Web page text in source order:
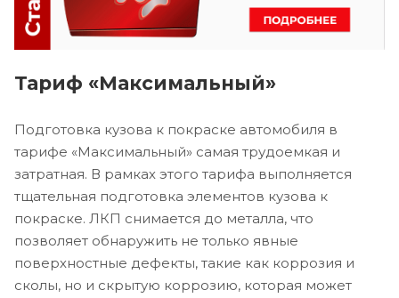
Тариф «Максимальный»
Подготовка кузова к покраске автомобиля в
тарифе «Максимальный» самая трудоемкая и
затратная. В рамках этого тарифа выполняется
тщательная подготовка элементов кузова к
покраске. ЛКП снимается до металла, что
позволяет обнаружить не только явные
поверхностные дефекты, такие как коррозия и
сколы, но и скрытую коррозию, которая может